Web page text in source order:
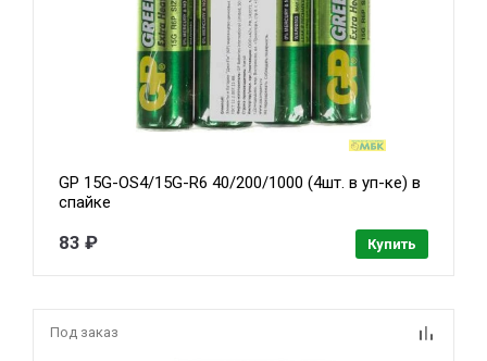
GP 15G-OS4/15G-R6 40/200/1000 (4шт. в уп-ке) в
спайке
83 ₽ Купить
Под заказ